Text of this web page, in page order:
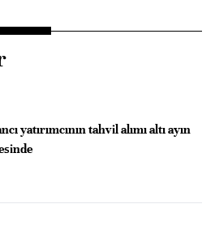
yatırımcının tahvil alımı altı ayın